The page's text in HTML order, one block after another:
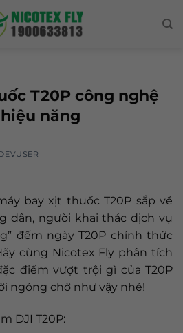
T20P công nghệ
năng
bay xịt thuốc T20P sắp về
dân, người khai thác dịch vụ
đếm ngày T20P chính thức
cùng Nicotex Fly phân tích
điểm vượt trội gì của T20P
ngóng chờ như vậy nhé!
DJI T20P: